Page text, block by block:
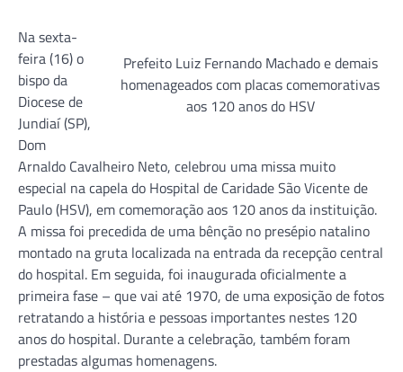
Prefeito Luiz Fernando Machado e demais
homenageados com placas comemorativas
aos 120 anos do HSV
Na sexta-
feira (16) o
bispo da
Diocese de
Jundiaí (SP),
Dom
Arnaldo Cavalheiro Neto, celebrou uma missa muito
especial na capela do Hospital de Caridade São Vicente de
Paulo (HSV), em comemoração aos 120 anos da instituição.
A missa foi precedida de uma bênção no presépio natalino
montado na gruta localizada na entrada da recepção central
do hospital. Em seguida, foi inaugurada oficialmente a
primeira fase – que vai até 1970, de uma exposição de fotos
retratando a história e pessoas importantes nestes 120
anos do hospital. Durante a celebração, também foram
prestadas algumas homenagens.